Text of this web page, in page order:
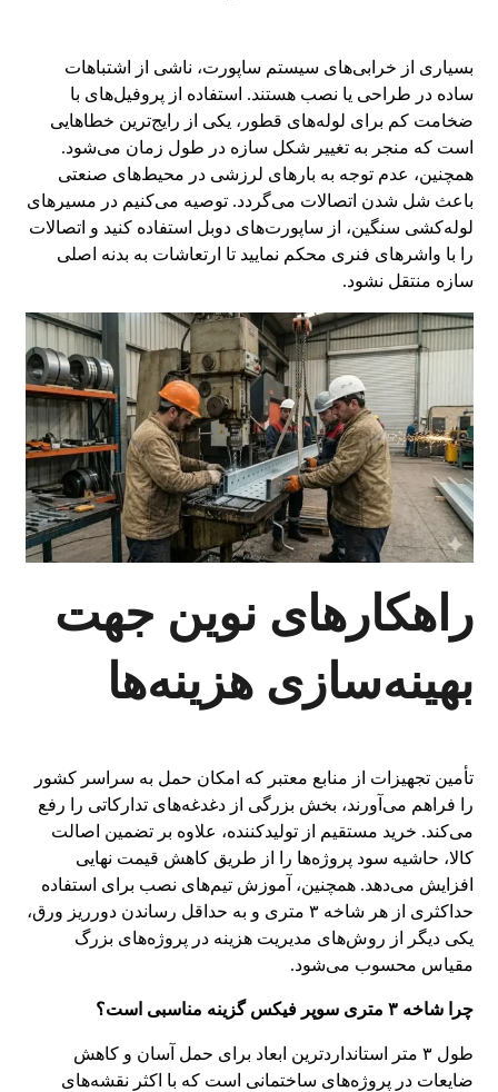
بسیاری از خرابی‌های سیستم ساپورت، ناشی از اشتباهات
ساده در طراحی یا نصب هستند. استفاده از پروفیل‌های با
ضخامت کم برای لوله‌های قطور، یکی از رایج‌ترین خطاهایی
است که منجر به تغییر شکل سازه در طول زمان می‌شود.
همچنین، عدم توجه به بارهای لرزشی در محیط‌های صنعتی
باعث شل شدن اتصالات می‌گردد. توصیه می‌کنیم در مسیرهای
لوله‌کشی سنگین، از ساپورت‌های دوبل استفاده کنید و اتصالات
را با واشرهای فنری محکم نمایید تا ارتعاشات به بدنه اصلی
سازه منتقل نشود.
راهکارهای نوین جهت
بهینه‌سازی هزینه‌ها
تأمین تجهیزات از منابع معتبر که امکان حمل به سراسر کشور
را فراهم می‌آورند، بخش بزرگی از دغدغه‌های تدارکاتی را رفع
می‌کند. خرید مستقیم از تولیدکننده، علاوه بر تضمین اصالت
کالا، حاشیه سود پروژه‌ها را از طریق کاهش قیمت نهایی
افزایش می‌دهد. همچنین، آموزش تیم‌های نصب برای استفاده
حداکثری از هر شاخه ۳ متری و به حداقل رساندن دورریز ورق،
یکی دیگر از روش‌های مدیریت هزینه در پروژه‌های بزرگ
مقیاس محسوب می‌شود.
چرا شاخه ۳ متری سوپر فیکس گزینه مناسبی است؟
طول ۳ متر استانداردترین ابعاد برای حمل آسان و کاهش
ضایعات در پروژه‌های ساختمانی است که با اکثر نقشه‌های